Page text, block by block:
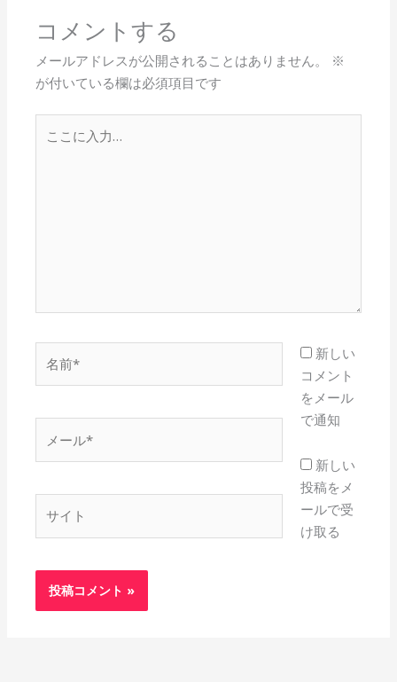
コメントする
メールアドレスが公開されることはありません。
※
が付いている欄は必須項目です
こ
前
ー
*
新しい
コメント
をメール
で通知
新しい
投稿をメ
ールで受
け取る